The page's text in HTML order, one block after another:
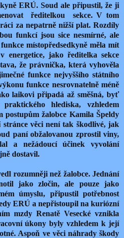
ERÚ. Soud ale připustil, že ji
ředitelkou
sekce. V tom
za nepatrně nižší plat. Rozdíly
funkcí jsou sice nesmírné, ale
místopředsedkyně měla mít
energetice, jako ředitelka sekce
že právnička, která vyhověla
funkce nejvyššího státního
funkce nesrovnatelně méně
laikovi připadá až směšná, byť
hlediska, vzhledem
postupům žalobce Kamila Špeldy
věci není tak škodlivé, jak
paní obžalovanou zprostil viny,
a nežádoucí účinek vyvolání
dostavil.
rozumněji než žalobce. Jednání
jako zločin, ale pouze jako
úmyslu, připustil potřebnost
ERÚ a nepřistoupil na kuriózní
mzdy Renatě Vesecké vznikla
úkony byly vzhledem k její
Aspoň ve věci náhrady škody